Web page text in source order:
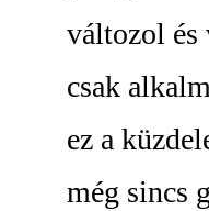
változol és
csak
ez a
még sincs